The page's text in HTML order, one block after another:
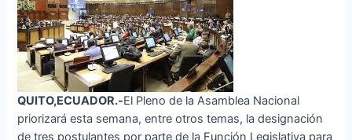
QUITO,ECUADOR.-El Pleno de la Asamblea Nacional
priorizará esta semana, entre otros temas, la designación
de tres postulantes por parte de la Función Legislativa para